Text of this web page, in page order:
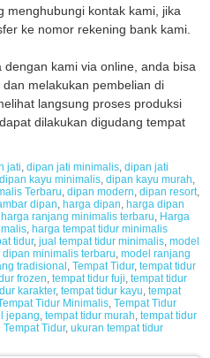
menghubungi kontak kami, jika
ke nomor rekening bank kami.
kami via online, anda bisa
melakukan pembelian di
langsung proses produksi
dilakukan digudang tempat
jati dipan jati minimalis dipan jati
dipan kayu minimalis dipan kayu murah
Terbaru dipan modern dipan resort
dipan harga dipan harga dipan
harga ranjang minimalis terbaru Harga
harga tempat tidur minimalis
tidur, jual tempat tidur minimalis model
dipan minimalis terbaru model ranjang
tradisional Tempat Tidur, tempat tidur
frozen tempat tidur fuji tempat tidur
karakter, tempat tidur kayu tempat
Tidur Minimalis Tempat Tidur
jepang tempat tidur murah tempat tidur
Tempat Tidur, ukuran tempat tidur